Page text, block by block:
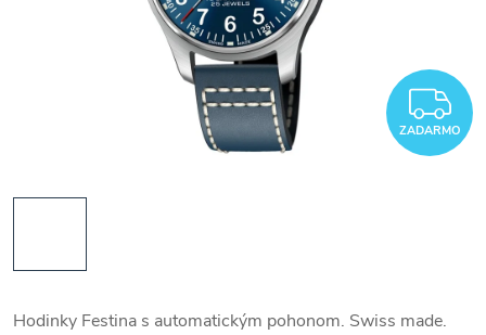
ZADARMO
Hodinky Festina s automatickým pohonom. Swiss made.